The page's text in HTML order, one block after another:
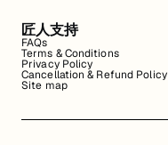
匠人支持
FAQs
Terms & Conditions
Privacy Policy
Cancellation & Refund Policy
Site map